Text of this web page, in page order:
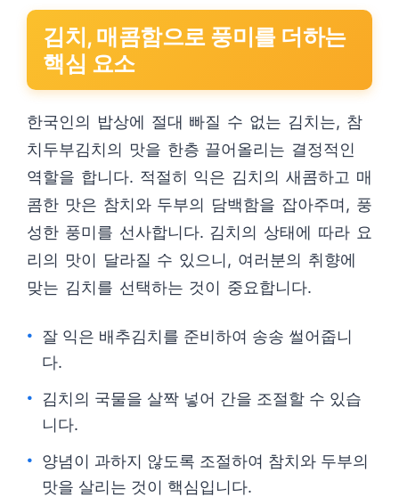
김치, 매콤함으로 풍미를 더하는
핵심 요소
한국인의 밥상에 절대 빠질 수 없는 김치는, 참
치두부김치의 맛을 한층 끌어올리는 결정적인
역할을 합니다. 적절히 익은 김치의 새콤하고 매
콤한 맛은 참치와 두부의 담백함을 잡아주며, 풍
성한 풍미를 선사합니다. 김치의 상태에 따라 요
리의 맛이 달라질 수 있으니, 여러분의 취향에
맞는 김치를 선택하는 것이 중요합니다.
잘 익은 배추김치를 준비하여 송송 썰어줍니
다.
김치의 국물을 살짝 넣어 간을 조절할 수 있습
니다.
양념이 과하지 않도록 조절하여 참치와 두부의
맛을 살리는 것이 핵심입니다.